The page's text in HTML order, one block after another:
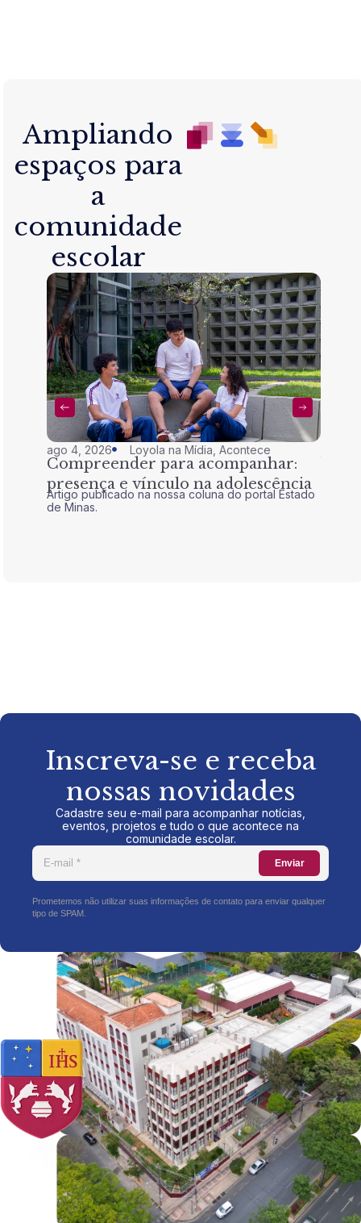
Ampliando
espaços para
a
comunidade
escolar
ago 4, 2026 Loyola na Mídia ,Acontece
Compreender para acompanhar:
presença e vínculo na adolescência
Artigo publicado na nossa coluna do portal Estado
de Minas.
Inscreva-se e receba
nossas novidades
Cadastre seu e-mail para acompanhar notícias,
eventos, projetos e tudo o que acontece na
comunidade escolar.
Enviar
Prometemos não utilizar suas informações de contato para enviar qualquer
tipo de SPAM.